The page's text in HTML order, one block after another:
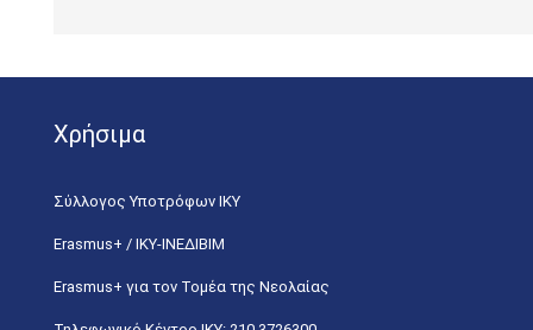
Χρήσιμα
Σύλλογος Υποτρόφων ΙΚΥ
Erasmus+ / ΙΚΥ-ΙΝΕΔΙΒΙΜ
Erasmus+ για τον Τομέα της Νεολαίας